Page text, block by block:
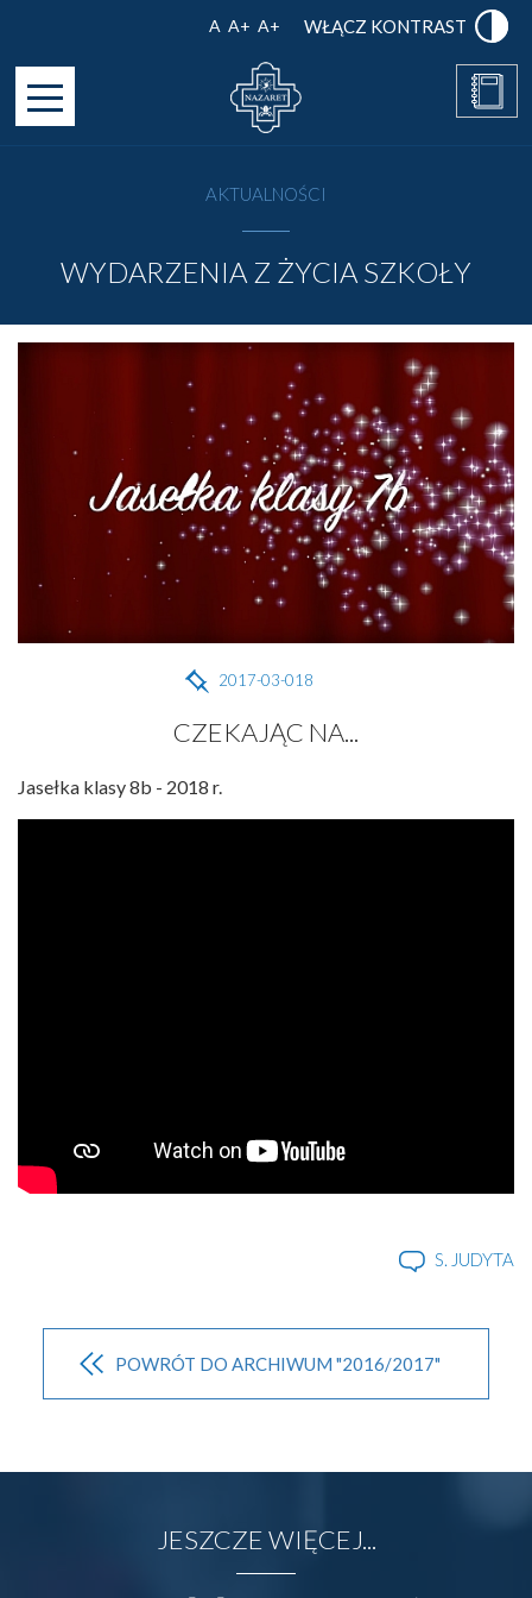
A A+ A+ WŁĄCZ KONTRAST
AKTUALNOŚCI
WYDARZENIA Z ŻYCIA SZKOŁY
2017-03-018
CZEKAJĄC NA...
Jasełka klasy 8b - 2018 r.
S. JUDYTA
POWRÓT DO ARCHIWUM "2016/2017"
JESZCZE WIĘCEJ...